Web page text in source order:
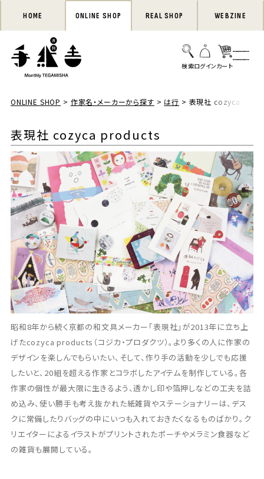
HOME ONLINE SHOP REAL SHOP WEBZINE
ONLINE SHOP 作家名・メーカーから探す は行 表現社 cozyca
表現社 cozyca products
昭和8年から続く京都の和文具メーカー「表現社」が2013年に立ち上
げたcozyca products（コジカ・プロダクツ）。より多くの人に作家の
デザインを楽しんでもらいたい、そして、作り手の活動を少しでも応援
したいと、20組を超える作家とコラボしたアイテムを制作している。各
作家の個性が最大限に生きるよう、透かし印や箔押しなどの工夫を詰
め込み、使い勝手も考え抜かれた紙雑貨やステーショナリーは、デス
クに常備したりバッグの中にいつも入れておきたくなるものばかり。ク
リエイターによるイラストがプリントされたポーチやメラミン食器など
の雑貨も展開している。